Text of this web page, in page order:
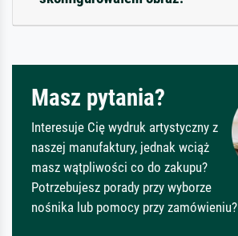
Masz pytania?
Interesuje Cię wydruk artystyczny z
naszej manufaktury, jednak wciąż
masz wątpliwości co do zakupu?
Potrzebujesz porady przy wyborze
nośnika lub pomocy przy zamówieniu?